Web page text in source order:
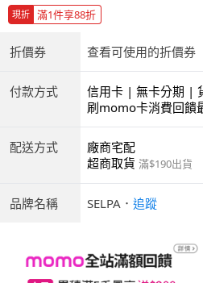
現折 滿1件享88折
折價券 查看可使用的折價券
付款方式
信用卡 | 無卡分期 |
商付款 | ATM | 銀聯
刷momo卡消費回饋
配送方式
廠商宅配
超商取貨 滿$190出貨
品牌名稱 SELPA ． 追蹤